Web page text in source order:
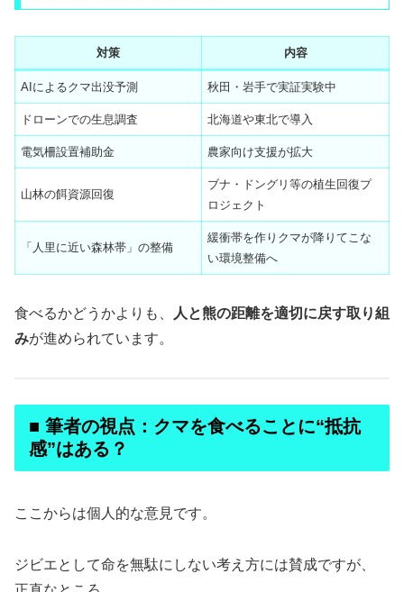
対策 内容
AIによるクマ出没予測 秋田・岩手で実証実験中
ドローンでの生息調査 北海道や東北で導入
電気柵設置補助金 農家向け支援が拡大
山林の餌資源回復
ブナ・ドングリ等の植生回復プ
ロジェクト
「人里に近い森林帯」の整備
緩衝帯を作りクマが降りてこな
い環境整備へ
食べるかどうかよりも、
人と熊の距離を適切に戻す取り組
みが進められています。
■ 筆者の視点：クマを食べることに“抵抗
感”はある？
ここからは個人的な意見です。
ジビエとして命を無駄にしない考え方には賛成ですが、